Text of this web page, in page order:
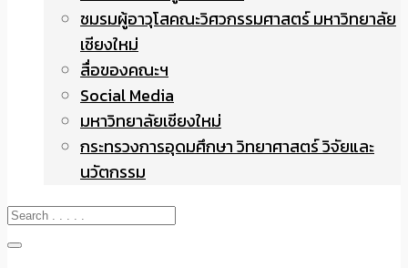
ชมรมผู้อาวุโสคณะวิศวกรรมศาสตร์ มหาวิทยาลัย
เชียงใหม่
สื่อของคณะฯ
Social Media
มหาวิทยาลัยเชียงใหม่
กระทรวงการอุดมศึกษา วิทยาศาสตร์ วิจัยและ
นวัตกรรม